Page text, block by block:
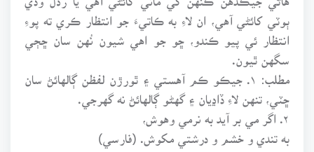
ٻوٽي کائڻي آهي، ان لاءِ به ڪاتيءَ جو انتظار ڪري ته پوءِ
انتظار ئي پيو ڪندو، ڇو جو اهي شيون نُهن سان ڇڄي
سگهن ٿيون.
مطلب: ۱. جيڪو ڪم آهستي ۽ ٿورڙن لفظن ڳالهائڻ سان
ڇٽي، تنهن لاءِ ڏاڍيان ۽ گهڻو ڳالهائڻ نه گهرجي.
به تندي و خشم و درشتي مکوش. (فارسي)